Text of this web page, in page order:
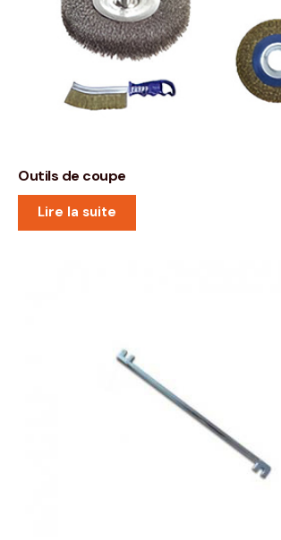
Outils de coupe
Lire la suite